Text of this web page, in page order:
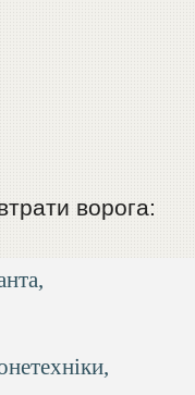
ворога: